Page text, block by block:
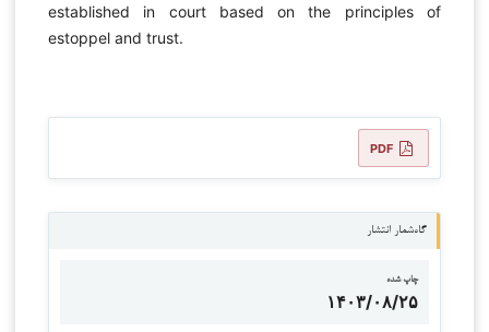
established in court based on the principles of
estoppel and trust.
PDF
گاه‌شمار انتشار
چاپ شده
۱۴۰۳/۰۸/۲۵